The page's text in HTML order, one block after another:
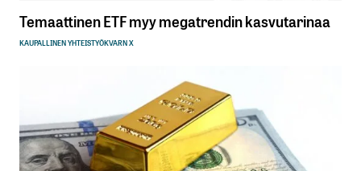
Temaattinen ETF myy megatrendin kasvutarinaa
KAUPALLINEN YHTEISTYÖKVARN X